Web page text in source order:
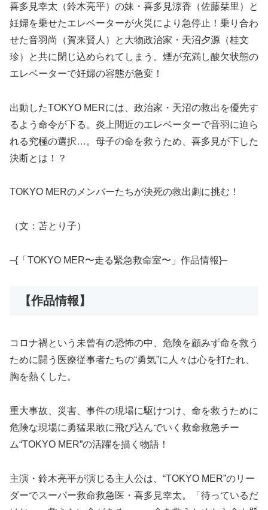
喜多見幸太（鈴木亮平）の妹・喜多見涼香（佐藤栞里）と
妊婦を乗せたエレベーターが火災により急停止！乗り合わ
せた音羽尚（賀来賢人）と大物政治家・天沼夕源（桂文
珍）と共に閉じ込められてしまう。煙が充満し酸欠状態の
エレベーターで妊婦の容態が急変！
出動したTOKYO MERには、政治家・天沼の救出を優先す
るよう命令が下る。炎上間近のエレベーターで音羽に迫ら
れる究極の選択…。母子の命を救うため、喜多見が下した
決断とは！？
TOKYO MERのメンバーたちが決死の救出劇に挑む！
（文：苫とり子）
–{「TOKYO MER〜走る緊急救命室〜」作品情報}–
【作品情報】
コロナ禍という未曾有の恐怖の中、危険を顧みず命を救う
ために闘う医療従事者たちの“勇気”に人々は心を打たれ、
胸を熱くした。
重大事故、災害、事件の現場に駆けつけ、命を救うために
危険な現場に勇猛果敢に飛び込んでいく救命救急チー
ム“TOKYO MER”の活躍を描く物語！
主演・鈴木亮平が演じる主人公は、“TOKYO MER”のリー
ダーでスーパー救命救急医・喜多見幸太。「待っているだ